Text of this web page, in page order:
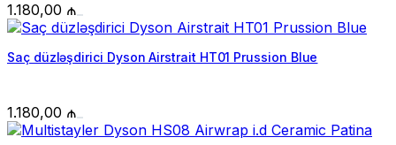
1.180,00 ₼
Saç düzləşdirici Dyson Airstrait HT01 Prussion Blue
1.180,00 ₼